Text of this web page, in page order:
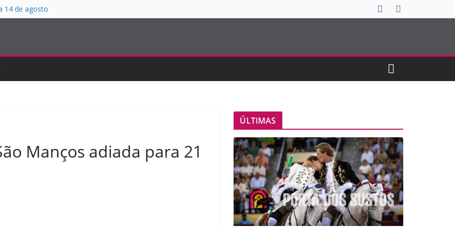
14 de agosto
noite especial no
a 29 de agosto
Manços adiada para 21
ÚLTIMAS